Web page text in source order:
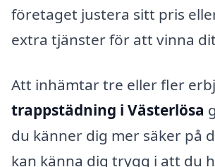
företaget justera sitt pris
extra tjänster för att vinna
Att inhämtar tre eller fler
trappstädning i Västerlösa
du känner dig mer säker på
kan känna dig trygg i att du